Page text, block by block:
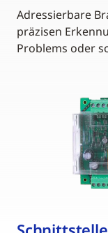
Adressierbare
präzisen
Problems oder